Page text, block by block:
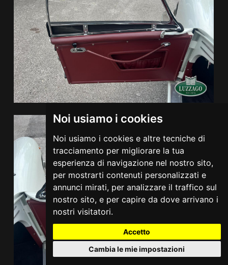
Noi usiamo i cookies
Noi usiamo i cookies e altre tecniche di
tracciamento per migliorare la tua
esperienza di navigazione nel nostro sito,
per mostrarti contenuti personalizzati e
annunci mirati, per analizzare il traffico sul
nostro sito, e per capire da dove arrivano i
nostri visitatori.
Accetto
Cambia le mie impostazioni